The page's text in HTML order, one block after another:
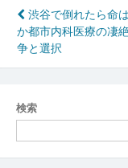
投
稿
ナ
ビ
ゲ
ー
渋谷で倒れたら命
か都市内科医療の凄
争と選択
検索